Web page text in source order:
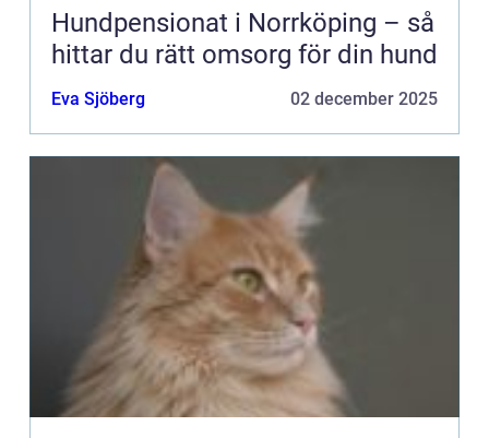
Hundpensionat i Norrköping – så
hittar du rätt omsorg för din hund
Eva Sjöberg 02 december 2025